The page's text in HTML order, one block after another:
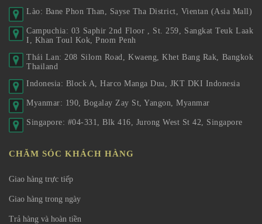
Lào: Bane Phon Than, Sayse Tha District, Vientan (Asia Mall)
Campuchia: 03 Saphir 2nd Floor , St. 259, Sangkat Teuk Laak
I, Khan Toul Kok, Pnom Penh
Thái Lan: 208 Silom Road, Kwaeng, Khet Bang Rak, Bangkok
Thailand
Indonesia: Block A, Harco Manga Dua, JKT DKI Indonesia
Myanmar: 190, Bogalay Zay St, Yangon, Myanmar
Singapore: #04-331, Blk 416, Jurong West St 42, Singapore
CHĂM SÓC KHÁCH HÀNG
Giao hàng trực tiếp
Giao hàng trong ngày
Trả hàng và hoàn tiền